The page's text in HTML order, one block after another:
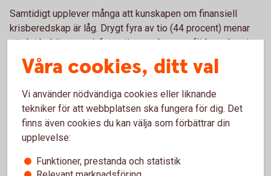
Samtidigt upplever många att kunskapen om finansiell
krisberedskap är låg. Drygt fyra av tio (44 procent) menar
att det behövs mer information om hur man förbereder sig
ekonomiskt inför en kris- eller krigssituation. Det speglas
också i hushållens faktiska beredskap: även om många har
beredskapen betydligt svagare. Endast 45 procent av
svenskarna har kontanter som en del av sin beredskap, och
bland dem som har en reserv är det bara 23 procent som
har mer än 2 000 kronor – en minskning med 18
procentenheter på två år.
Våra cookies, ditt val
Vi använder nödvändiga cookies eller liknande
tekniker för att webbplatsen ska fungera för dig. Det
finns även cookies du kan välja som förbättrar din
upplevelse:
Funktioner, prestanda och statistik